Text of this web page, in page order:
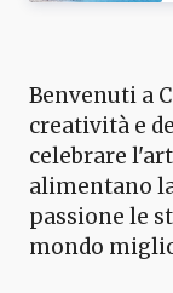
Benvenuti a
creatività e
celebrare
alimentano
passione le
mondo